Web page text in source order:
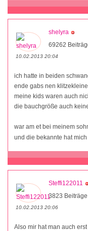
shelyra
69262
10.02.2013 20:04
ich hatte in beiden
ende gabs nen
meine kids waren auch
die bauchgröße auch
war am et bei meinem
und die bekannte hat
Steffi122011
3823 Beiträge
10.02.2013 20:06
Also mir hat man auch